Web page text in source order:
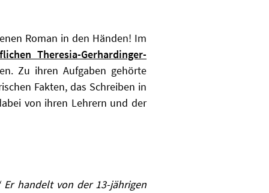
Roman in den Händen! Im
Theresia-Gerhardinger-
Zu ihren Aufgaben gehörte
Fakten, das Schreiben in
von ihren Lehrern und der
handelt von der 13-jährigen